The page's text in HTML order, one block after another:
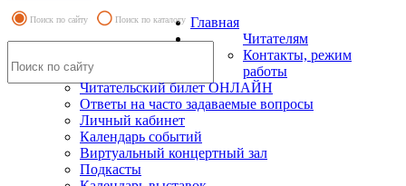
Поиск по сайту Поиск по каталогу Главная
Читателям
Контакты, режим
работы
Читательский билет ОНЛАЙН
Ответы на часто задаваемые вопросы
Личный кабинет
Календарь событий
Виртуальный концертный зал
Подкасты